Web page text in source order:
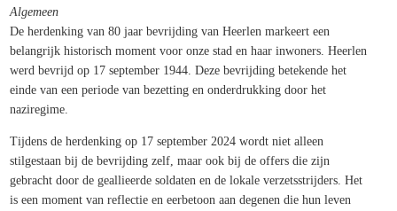
Algemeen
De herdenking van 80 jaar bevrijding van Heerlen markeert een
belangrijk historisch moment voor onze stad en haar inwoners. Heerlen
werd bevrijd op 17 september 1944. Deze bevrijding betekende het
einde van een periode van bezetting en onderdrukking door het
naziregime.
Tijdens de herdenking op 17 september 2024 wordt niet alleen
stilgestaan bij de bevrijding zelf, maar ook bij de offers die zijn
gebracht door de geallieerde soldaten en de lokale verzetsstrijders. Het
is een moment van reflectie en eerbetoon aan degenen die hun leven